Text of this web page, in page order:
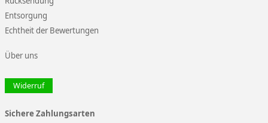
Entsorgung
Echtheit der Bewertungen
Über uns
Widerruf
Sichere Zahlungsarten